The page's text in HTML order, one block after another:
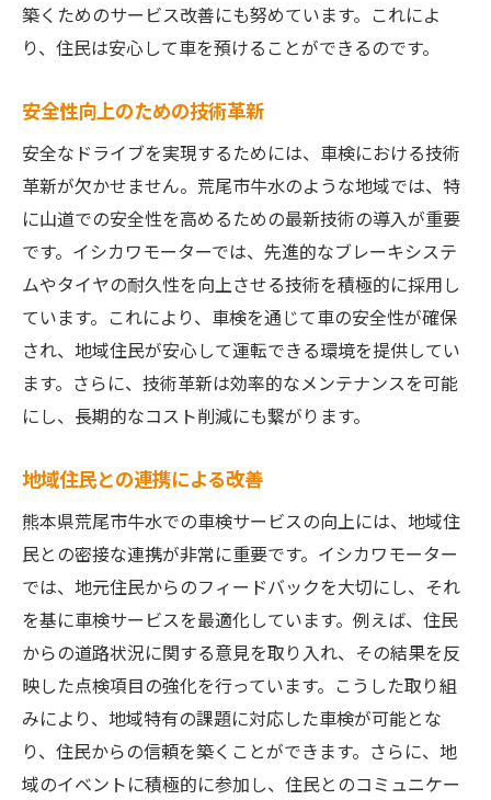
築くためのサービス改善にも努めています。これによ
り、住民は安心して車を預けることができるのです。
安全性向上のための技術革新
安全なドライブを実現するためには、車検における技術
革新が欠かせません。荒尾市牛水のような地域では、特
に山道での安全性を高めるための最新技術の導入が重要
です。イシカワモーターでは、先進的なブレーキシステ
ムやタイヤの耐久性を向上させる技術を積極的に採用し
ています。これにより、車検を通じて車の安全性が確保
され、地域住民が安心して運転できる環境を提供してい
ます。さらに、技術革新は効率的なメンテナンスを可能
にし、長期的なコスト削減にも繋がります。
地域住民との連携による改善
熊本県荒尾市牛水での車検サービスの向上には、地域住
民との密接な連携が非常に重要です。イシカワモーター
では、地元住民からのフィードバックを大切にし、それ
を基に車検サービスを最適化しています。例えば、住民
からの道路状況に関する意見を取り入れ、その結果を反
映した点検項目の強化を行っています。こうした取り組
みにより、地域特有の課題に対応した車検が可能とな
り、住民からの信頼を築くことができます。さらに、地
域のイベントに積極的に参加し、住民とのコミュニケー